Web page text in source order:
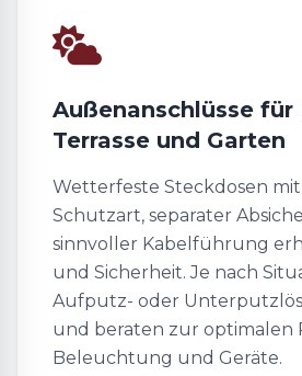
Außenanschlüsse für
Terrasse und Garten
Wetterfeste Steckdosen mit
Schutzart, separater
sinnvoller Kabelführung
und Sicherheit. Je nach
Aufputz- oder
und beraten zur optimalen
Beleuchtung und Geräte.